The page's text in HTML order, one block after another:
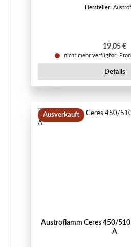
Hersteller:
19,05 €
nicht mehr verfügbar,
Details
Ausverkauft
Austroflamm Ceres 450/
A